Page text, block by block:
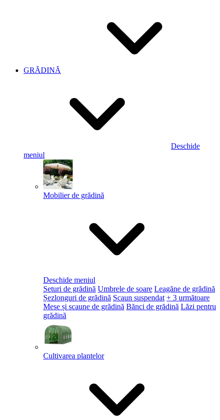
GRĂDINĂ
Deschide
meniul
Mobilier de grădină
Deschide meniul
Seturi de grădină Umbrele de soare Leagăne de grădină
Șezlonguri de grădină Scaun suspendat + 3 următoare
Mese și scaune de grădină Bănci de grădină Lăzi pentru
grădină
Cultivarea plantelor